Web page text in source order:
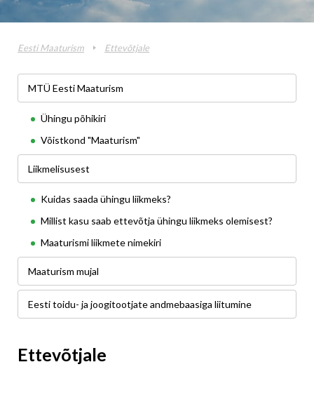
Eesti Maaturism Ettevõtjale
MTÜ Eesti Maaturism
Ühingu põhikiri
Võistkond "Maaturism"
Liikmelisusest
Kuidas saada ühingu liikmeks?
Millist kasu saab ettevõtja ühingu liikmeks olemisest?
Maaturismi liikmete nimekiri
Maaturism mujal
Eesti toidu- ja joogitootjate andmebaasiga liitumine
Ettevõtjale